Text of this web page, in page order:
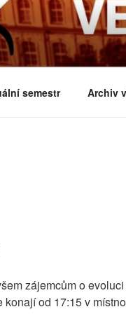
biologická témata
semestr Archiv
zájemcům o
od 17:15 v